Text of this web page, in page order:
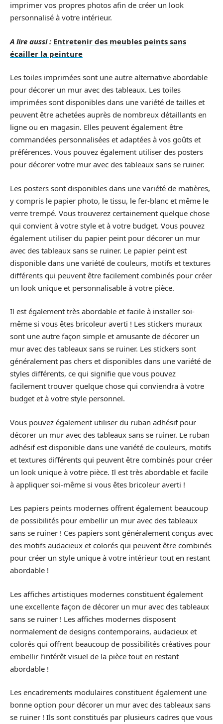
imprimer vos propres photos afin de créer un look
personnalisé à votre intérieur.
A lire aussi : Entretenir des meubles peints sans
écailler la peinture
Les toiles imprimées sont une autre alternative abordable
pour décorer un mur avec des tableaux. Les toiles
imprimées sont disponibles dans une variété de tailles et
peuvent être achetées auprès de nombreux détaillants en
ligne ou en magasin. Elles peuvent également être
commandées personnalisées et adaptées à vos goûts et
préférences. Vous pouvez également utiliser des posters
pour décorer votre mur avec des tableaux sans se ruiner.
Les posters sont disponibles dans une variété de matières,
y compris le papier photo, le tissu, le fer-blanc et même le
verre trempé. Vous trouverez certainement quelque chose
qui convient à votre style et à votre budget. Vous pouvez
également utiliser du papier peint pour décorer un mur
avec des tableaux sans se ruiner. Le papier peint est
disponible dans une variété de couleurs, motifs et textures
différents qui peuvent être facilement combinés pour créer
un look unique et personnalisable à votre pièce.
Il est également très abordable et facile à installer soi-
même si vous êtes bricoleur averti ! Les stickers muraux
sont une autre façon simple et amusante de décorer un
mur avec des tableaux sans se ruiner. Les stickers sont
généralement pas chers et disponibles dans une variété de
styles différents, ce qui signifie que vous pouvez
facilement trouver quelque chose qui conviendra à votre
budget et à votre style personnel.
Vous pouvez également utiliser du ruban adhésif pour
décorer un mur avec des tableaux sans se ruiner. Le ruban
adhésif est disponible dans une variété de couleurs, motifs
et textures différents qui peuvent être combinés pour créer
un look unique à votre pièce. Il est très abordable et facile
à appliquer soi-même si vous êtes bricoleur averti !
Les papiers peints modernes offrent également beaucoup
de possibilités pour embellir un mur avec des tableaux
sans se ruiner ! Ces papiers sont généralement conçus avec
des motifs audacieux et colorés qui peuvent être combinés
pour créer un style unique à votre intérieur tout en restant
abordable !
Les affiches artistiques modernes constituent également
une excellente façon de décorer un mur avec des tableaux
sans se ruiner ! Les affiches modernes disposent
normalement de designs contemporains, audacieux et
colorés qui offrent beaucoup de possibilités créatives pour
embellir l’intérêt visuel de la pièce tout en restant
abordable !
Les encadrements modulaires constituent également une
bonne option pour décorer un mur avec des tableaux sans
se ruiner ! Ils sont constitués par plusieurs cadres que vous